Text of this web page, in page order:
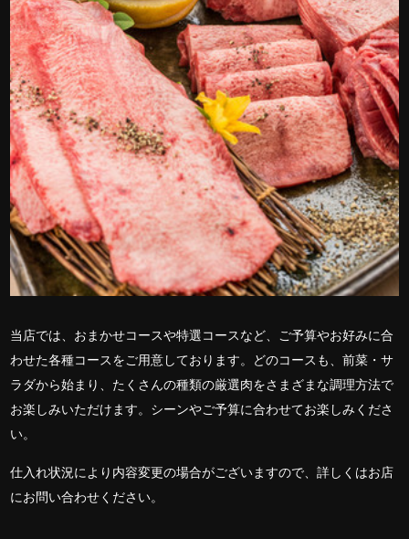
当店では、おまかせコースや特選コースなど、ご予算やお好みに合
わせた各種コースをご用意しております。どのコースも、前菜・サ
ラダから始まり、たくさんの種類の厳選肉をさまざまな調理方法で
お楽しみいただけます。シーンやご予算に合わせてお楽しみくださ
い。
仕入れ状況により内容変更の場合がございますので、詳しくはお店
にお問い合わせください。